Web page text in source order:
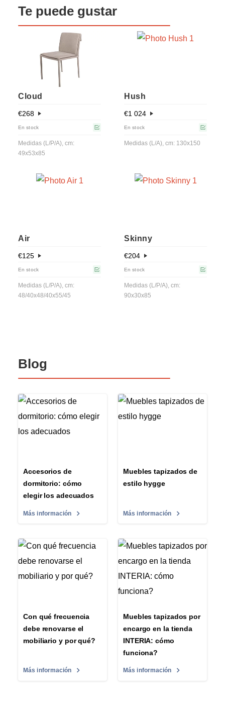
Te puede gustar
Cloud
€268
En stock
Medidas (L/P/A), cm:
49x53x85
Hush
€1 024
En stock
Medidas (L/A), cm: 130x150
Air
€125
En stock
Medidas (L/P/A), cm:
48/40x48/40x55/45
Skinny
€204
En stock
Medidas (L/P/A), cm:
90x30x85
Blog
Accesorios de
dormitorio: cómo
elegir los adecuados
Más información
Muebles tapizados de
estilo hygge
Más información
Con qué frecuencia
debe renovarse el
mobiliario y por qué?
Más información
Muebles tapizados por
encargo en la tienda
INTERIA: cómo
funciona?
Más información